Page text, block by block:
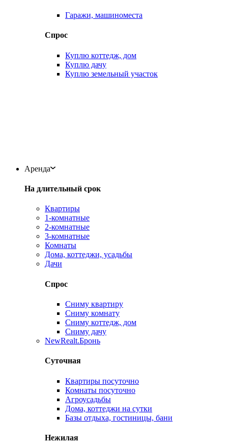
Гаражи, машиноместа
Спрос
Куплю коттедж, дом
Куплю дачу
Куплю земельный участок
Аренда
На длительный срок
Квартиры
1-комнатные
2-комнатные
3-комнатные
Комнаты
Дома, коттеджи, усадьбы
Дачи
Спрос
Сниму квартиру
Сниму комнату
Сниму коттедж, дом
Сниму дачу
NewRealt.Бронь
Суточная
Квартиры посуточно
Комнаты посуточно
Агроусадьбы
Дома, коттеджи на сутки
Базы отдыха, гостиницы, бани
Нежилая